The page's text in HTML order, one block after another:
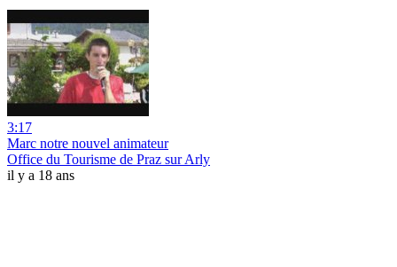
3:17
Marc notre nouvel animateur
Office du Tourisme de Praz sur Arly
il y a 18 ans